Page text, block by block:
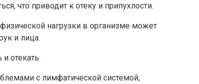
что приводит к отеку и припухлости.
нагрузки в организме может
и лица.
отекать.
с лимфатической системой,